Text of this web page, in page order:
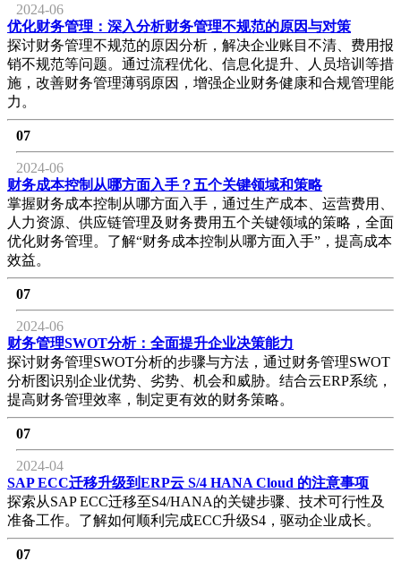
2024-06
优化财务管理：深入分析财务管理不规范的原因与对策
探讨财务管理不规范的原因分析，解决企业账目不清、费用报
销不规范等问题。通过流程优化、信息化提升、人员培训等措
施，改善财务管理薄弱原因，增强企业财务健康和合规管理能
力。
07
2024-06
财务成本控制从哪方面入手？五个关键领域和策略
掌握财务成本控制从哪方面入手，通过生产成本、运营费用、
人力资源、供应链管理及财务费用五个关键领域的策略，全面
优化财务管理。了解“财务成本控制从哪方面入手”，提高成本
效益。
07
2024-06
财务管理SWOT分析：全面提升企业决策能力
探讨财务管理SWOT分析的步骤与方法，通过财务管理SWOT
分析图识别企业优势、劣势、机会和威胁。结合云ERP系统，
提高财务管理效率，制定更有效的财务策略。
07
2024-04
SAP ECC迁移升级到ERP云 S/4 HANA Cloud 的注意事项
探索从SAP ECC迁移至S4/HANA的关键步骤、技术可行性及
准备工作。了解如何顺利完成ECC升级S4，驱动企业成长。
07